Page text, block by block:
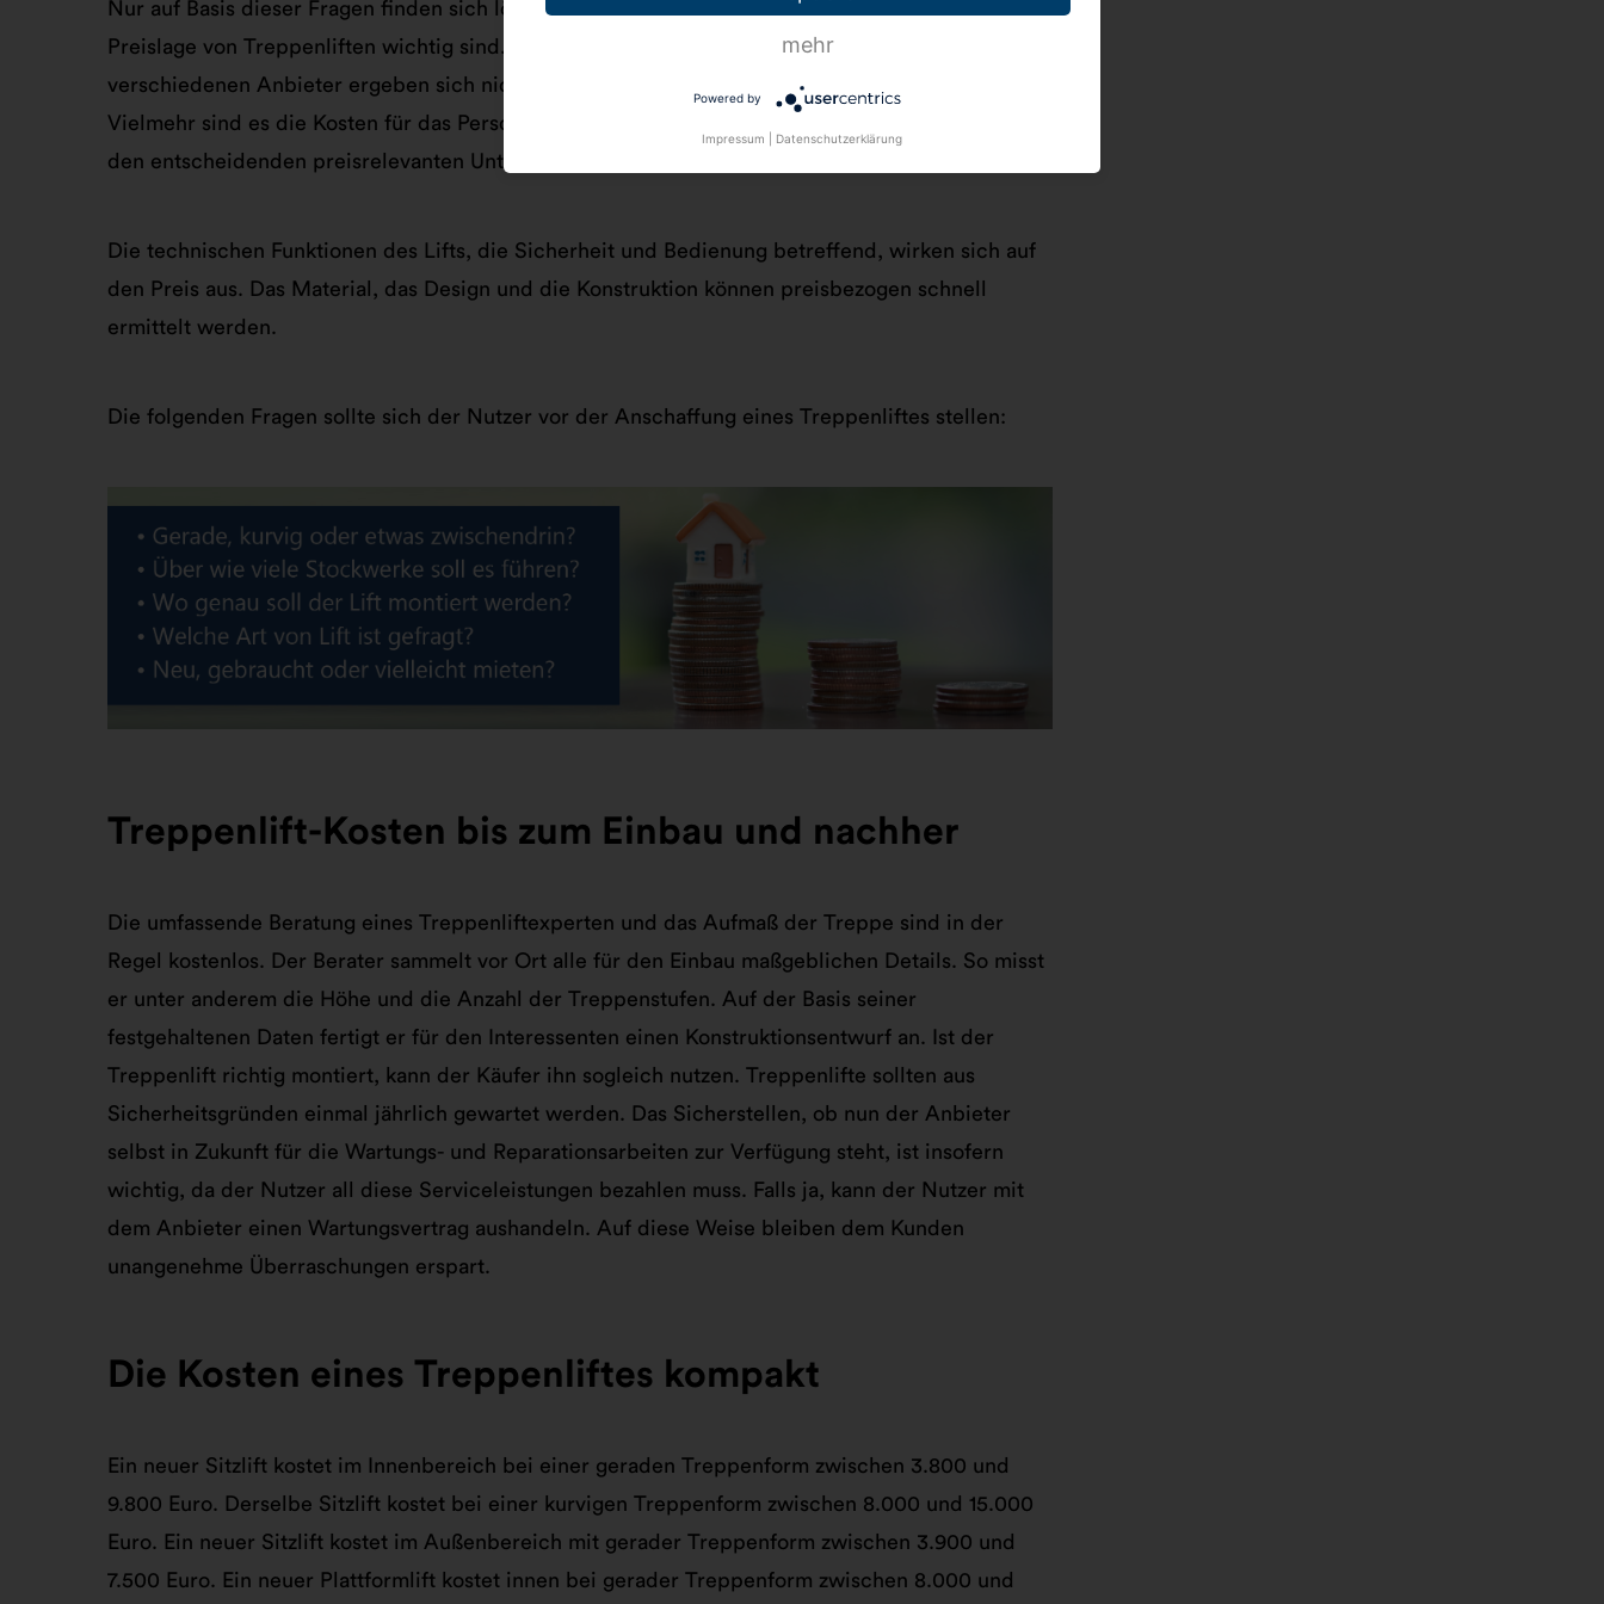
Nur auf Basis dieser Fragen finden sich lösungsorientierte Antworten, die im Kontext der
Preislage von Treppenliften wichtig sind. Die zum Teil gravierenden Preisunterschiede der
verschiedenen Anbieter ergeben sich nicht unbedingt aufgrund der Qualität eines Produkts.
Vielmehr sind es die Kosten für das Personal, die Werbung und die Logistik des Anbieters, die
den entscheidenden preisrelevanten Unterschied ausmachen.
Die technischen Funktionen des Lifts, die Sicherheit und Bedienung betreffend, wirken sich auf
den Preis aus. Das Material, das Design und die Konstruktion können preisbezogen schnell
ermittelt werden.
Die folgenden Fragen sollte sich der Nutzer vor der Anschaffung eines Treppenliftes stellen:
Treppenlift-Kosten bis zum Einbau und nachher
Die umfassende Beratung eines Treppenliftexperten und das Aufmaß der Treppe sind in der
Regel kostenlos. Der Berater sammelt vor Ort alle für den Einbau maßgeblichen Details. So misst
er unter anderem die Höhe und die Anzahl der Treppenstufen. Auf der Basis seiner
festgehaltenen Daten fertigt er für den Interessenten einen Konstruktionsentwurf an. Ist der
Treppenlift richtig montiert, kann der Käufer ihn sogleich nutzen. Treppenlifte sollten aus
Sicherheitsgründen einmal jährlich gewartet werden. Das Sicherstellen, ob nun der Anbieter
selbst in Zukunft für die Wartungs- und Reparationsarbeiten zur Verfügung steht, ist insofern
wichtig, da der Nutzer all diese Serviceleistungen bezahlen muss. Falls ja, kann der Nutzer mit
dem Anbieter einen Wartungsvertrag aushandeln. Auf diese Weise bleiben dem Kunden
unangenehme Überraschungen erspart.
Die Kosten eines Treppenliftes kompakt
Ein neuer Sitzlift kostet im Innenbereich bei einer geraden Treppenform zwischen 3.800 und
9.800 Euro. Derselbe Sitzlift kostet bei einer kurvigen Treppenform zwischen 8.000 und 15.000
Euro. Ein neuer Sitzlift kostet im Außenbereich mit gerader Treppenform zwischen 3.900 und
7.500 Euro. Ein neuer Plattformlift kostet innen bei gerader Treppenform zwischen 8.000 und
mehr
Powered by
Impressum Datenschutzerklärung